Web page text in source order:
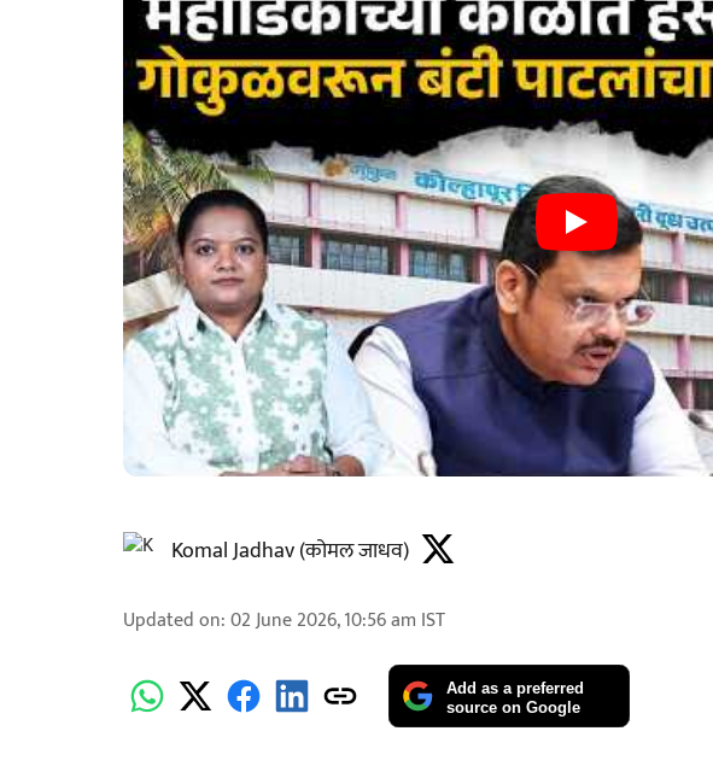
Komal Jadhav (कोमल जाधव)
Updated on:02 June 2026, 10:56 am IST
Add as a preferred
source on Google